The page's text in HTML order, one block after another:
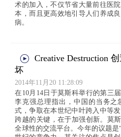
术的加入，不仅节省大量前往医
本，而且更高效地引导人们养成
病。
Creative Destruction
坏
2014年11月20 11:28:09
在10月14日于莫斯科举行的第三
李克强总理指出，中国的当务之
式，争取在本世纪中叶跨入中等
跨越的关键，在于加强创新。莫
全球性的交流平台。今年的议题